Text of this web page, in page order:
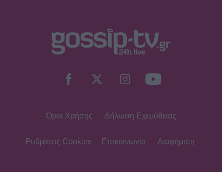
Όροι Χρήσης Δήλωση Εχεμύθειας
Ρυθμίσεις Cookies Επικοινωνία Διαφήμιση